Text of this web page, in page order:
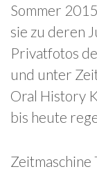
Sommer
sie zu deren
Privatfotos
und unter
Oral History
bis heute
Zeitmaschine